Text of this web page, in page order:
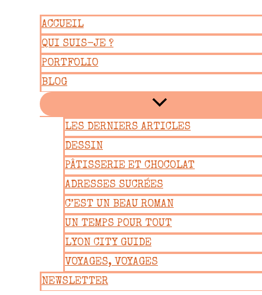
contenu
ACCUEIL
QUI SUIS-JE ?
PORTFOLIO
BLOG
LES DERNIERS ARTICLES
DESSIN
PÂTISSERIE ET CHOCOLAT
ADRESSES SUCRÉES
C’EST UN BEAU ROMAN
UN TEMPS POUR TOUT
LYON CITY GUIDE
VOYAGES, VOYAGES
NEWSLETTER